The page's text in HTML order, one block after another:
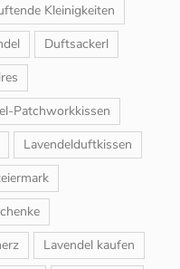
Kleinigkeiten
Duftsackerl
Patchworkkissen
Lavendelduftkissen
Lavendel kaufen